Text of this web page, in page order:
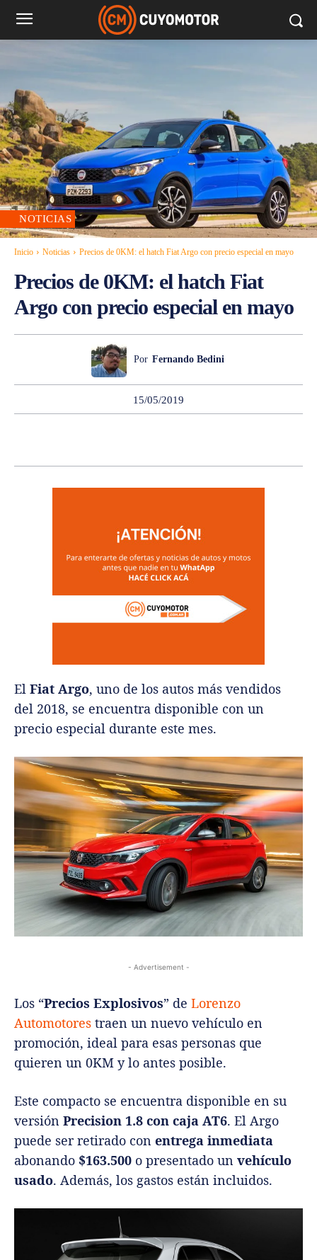
NOTICIAS
Inicio Noticias Precios de 0KM: el hatch Fiat Argo con precio especial en mayo
Precios de 0KM: el hatch Fiat
Argo con precio especial en mayo
Por Fernando Bedini
15/05/2019
El Fiat Argo, uno de los autos más vendidos
del 2018, se encuentra disponible con un
precio especial durante este mes.
- Advertisement -
Los “Precios Explosivos” de Lorenzo
Automotores traen un nuevo vehículo en
promoción, ideal para esas personas que
quieren un 0KM y lo antes posible.
Este compacto se encuentra disponible en su
versión Precision 1.8 con caja AT6. El Argo
puede ser retirado con entrega inmediata
abonando $163.500 o presentado un vehículo
usado. Además, los gastos están incluidos.